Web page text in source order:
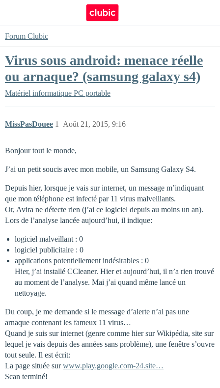
Forum Clubic
Virus sous android: menace réelle
ou arnaque? (samsung galaxy s4)
Matériel informatique PC portable
MissPasDouee Août 21, 2015, 9:16
1
Bonjour tout le monde,
J’ai un petit soucis avec mon mobile, un Samsung Galaxy S4.
Depuis hier, lorsque je vais sur internet, un message m’indiquant
que mon téléphone est infecté par 11 virus malveillants.
Or, Avira ne détecte rien (j’ai ce logiciel depuis au moins un an).
Lors de l’analyse lancée aujourd’hui, il indique:
logiciel malveillant : 0
logiciel publicitaire : 0
applications potentiellement indésirables : 0
Hier, j’ai installé CCleaner. Hier et aujourd’hui, il n’a rien trouvé
au moment de l’analyse. Mai j’ai quand même lancé un
nettoyage.
Du coup, je me demande si le message d’alerte n’ai pas une
arnaque contenant les fameux 11 virus…
Quand je suis sur internet (genre comme hier sur Wikipédia, site sur
lequel je vais depuis des années sans problème), une fenêtre s’ouvre
tout seule. Il est écrit:
La page située surwww.play.google.com-24.site…
Scan terminé!